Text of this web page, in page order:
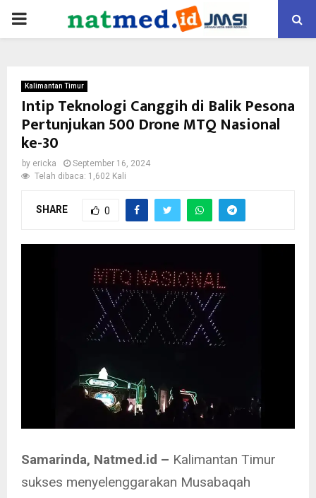
PRIMARY
Kalimantan Timur
Intip Teknologi Canggih di Balik Pesona
Pertunjukan 500 Drone MTQ Nasional
ke-30
by ericka
September 16, 2024
Telah dibaca: 1,602 Kali
SHARE 0
Samarinda, Natmed.id – Kalimantan Timur
sukses menyelenggarakan Musabaqah